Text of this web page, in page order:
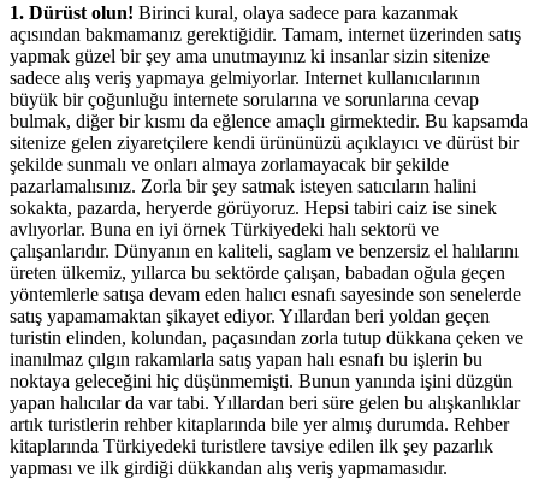
1. Dürüst olun! Birinci kural, olaya sadece para kazanmak
açısından bakmamanız gerektiğidir. Tamam, internet üzerinden satış
yapmak güzel bir şey ama unutmayınız ki insanlar sizin sitenize
sadece alış veriş yapmaya gelmiyorlar. Internet kullanıcılarının
büyük bir çoğunluğu internete sorularına ve sorunlarına cevap
bulmak, diğer bir kısmı da eğlence amaçlı girmektedir. Bu kapsamda
sitenize gelen ziyaretçilere kendi ürününüzü açıklayıcı ve dürüst bir
şekilde sunmalı ve onları almaya zorlamayacak bir şekilde
pazarlamalısınız. Zorla bir şey satmak isteyen satıcıların halini
sokakta, pazarda, heryerde görüyoruz. Hepsi tabiri caiz ise sinek
avlıyorlar. Buna en iyi örnek Türkiyedeki halı sektorü ve
çalışanlarıdır. Dünyanın en kaliteli, saglam ve benzersiz el halılarını
üreten ülkemiz, yıllarca bu sektörde çalışan, babadan oğula geçen
yöntemlerle satışa devam eden halıcı esnafı sayesinde son senelerde
satış yapamamaktan şikayet ediyor. Yıllardan beri yoldan geçen
turistin elinden, kolundan, paçasından zorla tutup dükkana çeken ve
inanılmaz çılgın rakamlarla satış yapan halı esnafı bu işlerin bu
noktaya geleceğini hiç düşünmemişti. Bunun yanında işini düzgün
yapan halıcılar da var tabi. Yıllardan beri süre gelen bu alışkanlıklar
artık turistlerin rehber kitaplarında bile yer almış durumda. Rehber
kitaplarında Türkiyedeki turistlere tavsiye edilen ilk şey pazarlık
yapması ve ilk girdiği dükkandan alış veriş yapmamasıdır.